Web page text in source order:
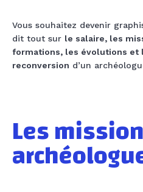
Vous souhaitez devenir
dit tout sur le salaire, les
formations, les évolutions et
reconversion d’un
Les